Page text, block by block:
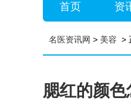
首页 资
名医资讯网 > 美容 >
腮红的颜